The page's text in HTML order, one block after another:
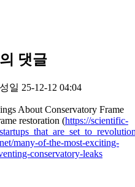
의 댓글
일 25-12-12 04:04
About Conservatory Frame
restoration (https://scientific-
many-of-the-most-exciting-
conservatory-leaks